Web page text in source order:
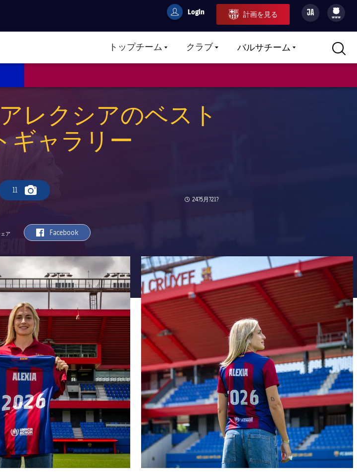
userCulers
Login 計画を見る JA
filled-badge
www
トップチームLABEL.ARIA.CARETDOWN
クラブLABEL.ARIA.CARETDOWN
バルサチームLABEL.ARIA.CARETDOWN
レクシアのベスト
ギャラリー
11
Camera icon Published news
24?5月?21?
ア label.aria.facebook
Facebook
FC Barcelona club badge